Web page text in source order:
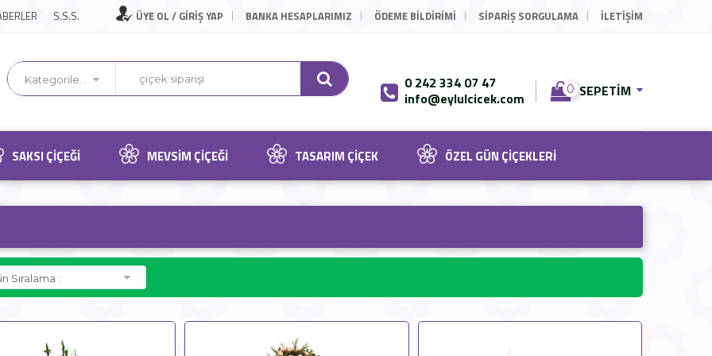
S.S.S. ÜYE OL / GİRİŞ YAP BANKA HESAPLARIMIZ ÖDEME BILDIRIMI SIPARIŞ SORGULAMA İLETİŞİM
0 242 334 07 47
info@eylulcicek.com
0 SEPETIM
SAKSI ÇIÇEĞI MEVSIM ÇIÇEĞI TASARIM ÇIÇEK ÖZEL GÜN ÇIÇEKLERI
Sıralama :